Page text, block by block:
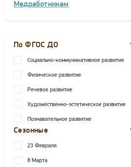
Медработникам
По ФГОС ДО
Социально-коммуникативное развитие
Физическое развитие
Речевое развитие
Художественно-эстетическое развитие
Познавательное развитие
Сезонные
23 Февраля
8 Марта